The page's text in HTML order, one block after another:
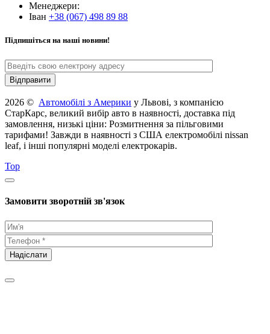
Менеджери:
Іван +38 (067) 498 89 88
Підпишіться на наші новини!
2026 © Автомобілі з Америки у Львові, з компанією
СтарКарс, великий вибір авто в наявності, доставка під
замовлення, низькі ціни: Розмитнення за пільговими
тарифами! Завжди в наявності з США електромобілі nissan
leaf, і інші популярні моделі електрокарів.
Top
Замовити зворотній зв'язок